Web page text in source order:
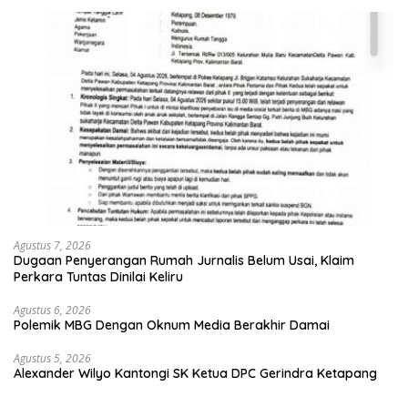
Agustus 7, 2026
Dugaan Penyerangan Rumah Jurnalis Belum Usai, Klaim
Perkara Tuntas Dinilai Keliru
Agustus 6, 2026
Polemik MBG Dengan Oknum Media Berakhir Damai
Agustus 5, 2026
Alexander Wilyo Kantongi SK Ketua DPC Gerindra Ketapang